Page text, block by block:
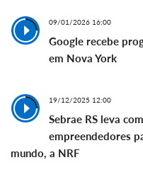
09/01/2026 16:00
Google recebe
em Nova York
19/12/2025 12:00
Sebrae RS leva
empreendedores
mundo, a NRF